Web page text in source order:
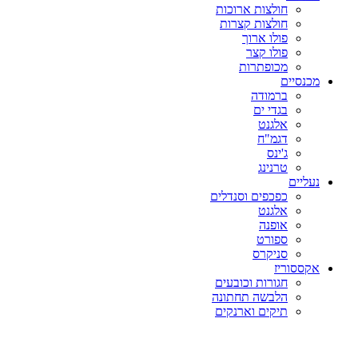
חולצות ארוכות
חולצות קצרות
פולו ארוך
פולו קצר
מכופתרות
מכנסיים
ברמודה
בגדי ים
אלגנט
דגמ"ח
ג'ינס
טרנינג
נעליים
כפכפים וסנדלים
אלגנט
אופנה
ספורט
סניקרס
אקססוריז
חגורות וכובעים
הלבשה תחתונה
תיקים וארנקים